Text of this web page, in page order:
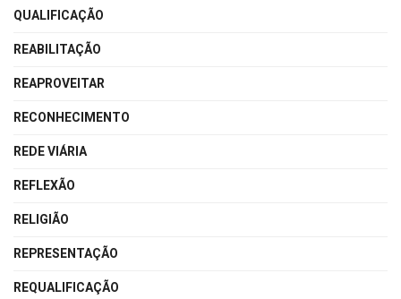
QUALIFICAÇÃO
REABILITAÇÃO
REAPROVEITAR
RECONHECIMENTO
REDE VIÁRIA
REFLEXÃO
RELIGIÃO
REPRESENTAÇÃO
REQUALIFICAÇÃO